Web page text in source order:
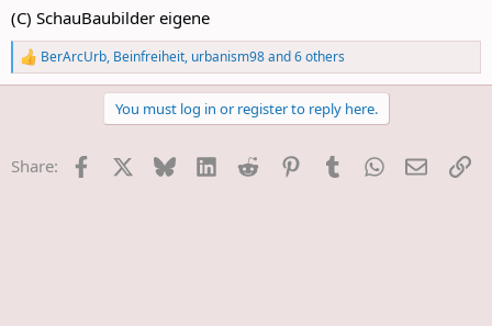
(C) SchauBaubilder eigene
R
e
o
BerArcUrb, Beinfreiheit, urbanism98and 6 others
You must log in or register to reply here.
Share: Facebook Bluesky LinkedInReddit PinterestTumblrWhatsApp
E-Mail